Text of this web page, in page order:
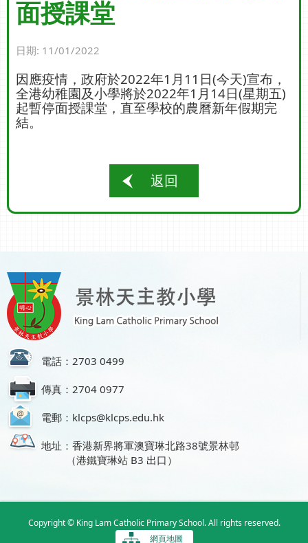
面授課堂
日期: 11/01/2022
因應疫情，政府於2022年1 月 11 日(今天)宣布，
全港幼稚園及小學將於2022年1 月 14日(星期五)
起暫停面授課堂，直至學校的農曆新年假期完
結。
返回
電話：2703 0499
傳真：2704 0977
電郵：klcps@klcps.edu.hk
地址：香港新界將軍澳寶琳北路38號景林邨
（港鐵寶琳站 B3 出口）
Copyright © King Lam Catholic Primary School. All rights reserved.
網頁地圖